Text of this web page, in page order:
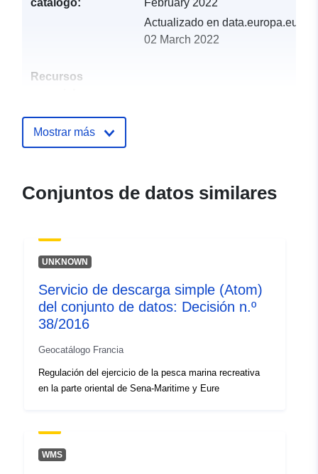
catálogo:
February 2022
Actualizado en data.europa.eu:
02 March 2022
Recursos
Identificadores:
ee12-4619-9f79-
4232-b9df-22947d8f1c91
Tipo:
Recurso:
Mostrar más
Conjuntos de datos similares
UNKNOWN
Servicio de descarga simple (Atom)
del conjunto de datos: Decisión n.º
38/2016
Geocatálogo Francia
Regulación del ejercicio de la pesca marina recreativa
en la parte oriental de Sena-Maritime y Eure
WMS